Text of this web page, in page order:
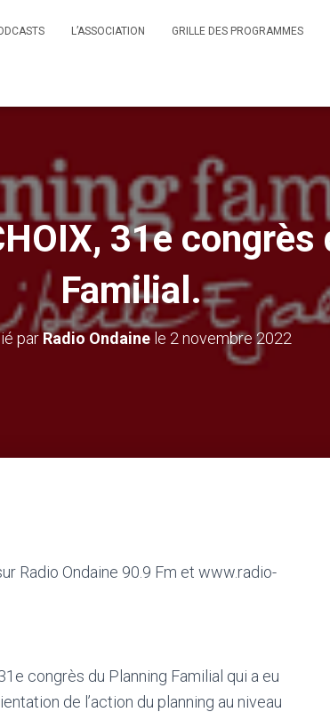
L’ASSOCIATION GRILLE DES PROGRAMMES
31e
Familial.
parRadio Ondaine le 2 novembre 2022
Radio Ondaine 90.9 Fm et www.radio-
congrès du Planning Familial qui a eu
de l’action du planning au niveau